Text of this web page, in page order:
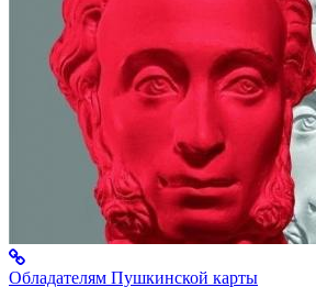
Обладателям Пушкинской карты